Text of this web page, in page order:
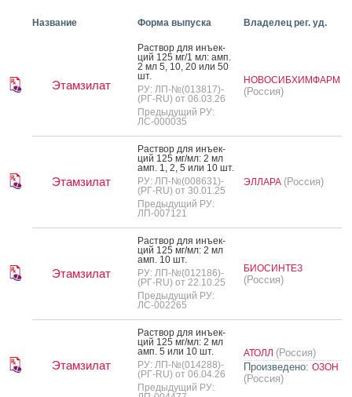
Название Форма выпуска Владелец рег. уд.
Этамзилат
Рас­твор для инъ­ек­
ций 125 мг/1 мл: амп.
2 мл 5, 10, 20 или 50
шт.
РУ: ЛП-№(013817)-
(РГ-RU) от 06.03.26
Предыдущий РУ:
ЛС-000035
НОВОСИБХИМФАРМ
(Россия)
Этамзилат
Рас­твор для инъ­ек­
ций 125 мг/мл: 2 мл
амп. 1, 2, 5 или 10 шт.
РУ: ЛП-№(008631)-
(РГ-RU) от 30.01.25
Предыдущий РУ:
ЛП-007121
ЭЛЛАРА (Россия)
Этамзилат
Рас­твор для инъ­ек­
ций 125 мг/мл: 2 мл
амп. 10 шт.
РУ: ЛП-№(012186)-
(РГ-RU) от 22.10.25
Предыдущий РУ:
ЛС-002265
БИОСИНТЕЗ
(Россия)
Этамзилат
Рас­твор для инъ­ек­
ций 125 мг/мл: 2 мл
амп. 5 или 10 шт.
РУ: ЛП-№(014288)-
(РГ-RU) от 06.04.26
Предыдущий РУ:
АТОЛЛ (Россия)
Произведено: ОЗОН
(Россия)